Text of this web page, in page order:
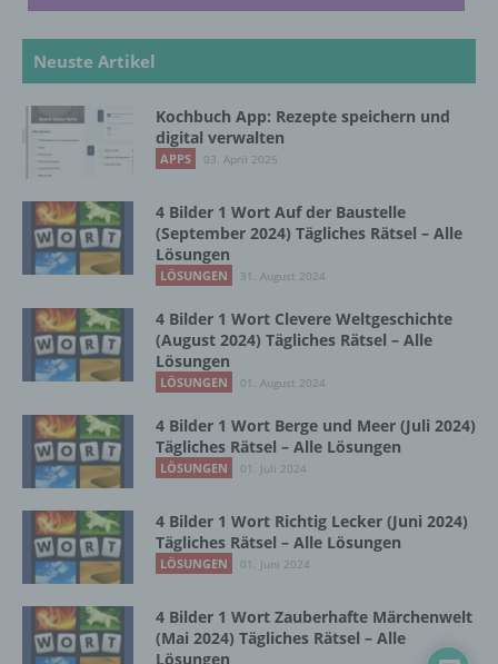
Neuste Artikel
Kochbuch App: Rezepte speichern und
digital verwalten
APPS 03. April 2025
4 Bilder 1 Wort Auf der Baustelle
(September 2024) Tägliches Rätsel – Alle
Lösungen
LÖSUNGEN 31. August 2024
4 Bilder 1 Wort Clevere Weltgeschichte
(August 2024) Tägliches Rätsel – Alle
Lösungen
LÖSUNGEN 01. August 2024
4 Bilder 1 Wort Berge und Meer (Juli 2024)
Tägliches Rätsel – Alle Lösungen
LÖSUNGEN 01. Juli 2024
4 Bilder 1 Wort Richtig Lecker (Juni 2024)
Tägliches Rätsel – Alle Lösungen
LÖSUNGEN 01. Juni 2024
4 Bilder 1 Wort Zauberhafte Märchenwelt
(Mai 2024) Tägliches Rätsel – Alle
Lösungen
c) Verarbeitung
Verarbeitung ist jeder mit oder ohne Hilfe
automatisierter Verfahren ausgeführte
Vorgang oder jede solche Vorgangsreihe im
Daten wie das Erheben, das Erfassen, die
Organisation, das Ordnen, die Speicherung,
die Anpassung oder Veränderung, das
Auslesen, das Abfragen, die Verwendung,
die Offenlegung durch Übermittlung,
Verbreitung oder eine andere Form der
Bereitstellung, den Abgleich oder die
Verknüpfung, die Einschränkung, das
Löschen oder die Vernichtung.
d) Einschränkung der Verarbeitung
Einschränkung der Verarbeitung ist die
Markierung gespeicherter
personenbezogener Daten mit dem Ziel, ihre
künftige Verarbeitung einzuschränken.
e) Profiling